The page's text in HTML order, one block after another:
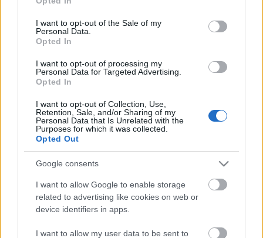
use your data for below specified purposes in below Google
consent section.
I want to opt-out of the Sale of my
Personal Data.
Opted In
I want to opt-out of processing my
Personal Data for Targeted Advertising.
Opted In
I want to opt-out of Collection, Use,
Retention, Sale, and/or Sharing of my
Personal Data that Is Unrelated with the
Purposes for which it was collected.
Opted Out
Google consents
I want to allow Google to enable storage
related to advertising like cookies on web or
device identifiers in apps.
I want to allow my user data to be sent to
Zigmund Pálffy kettőt lőtt Munrónak